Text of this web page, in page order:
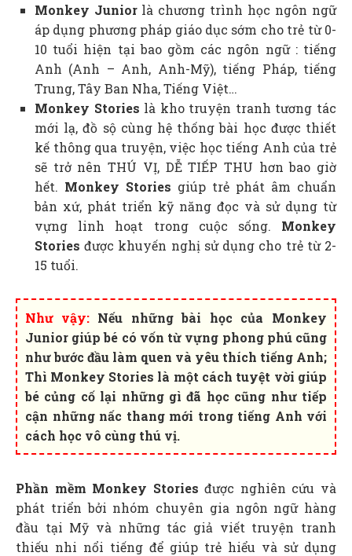
Monkey Junior là chương trình học ngôn ngữ
áp dụng phương pháp giáo dục sớm cho trẻ từ 0-
10 tuổi hiện tại bao gồm các ngôn ngữ : tiếng
Anh (Anh – Anh, Anh-Mỹ), tiếng Pháp, tiếng
Trung, Tây Ban Nha, Tiếng Việt…
Monkey Stories là kho truyện tranh tương tác
mới lạ, đồ sộ cùng hệ thống bài học được thiết
kế thông qua truyện, việc học tiếng Anh của trẻ
sẽ trở nên THÚ VỊ, DỄ TIẾP THU hơn bao giờ
hết. Monkey Stories giúp trẻ phát âm chuẩn
bản xứ, phát triển kỹ năng đọc và sử dụng từ
vựng linh hoạt trong cuộc sống. Monkey
Stories được khuyến nghị sử dụng cho trẻ từ 2-
15 tuổi.
Như vậy: Nếu những bài học của Monkey
Junior giúp bé có vốn từ vựng phong phú cũng
như bước đầu làm quen và yêu thích tiếng Anh;
Thì Monkey Stories là một cách tuyệt vời giúp
bé củng cố lại những gì đã học cũng như tiếp
cận những nấc thang mới trong tiếng Anh với
cách học vô cùng thú vị.
Phần mềm Monkey Stories được nghiên cứu và
phát triển bởi nhóm chuyên gia ngôn ngữ hàng
đầu tại Mỹ và những tác giả viết truyện tranh
thiếu nhi nổi tiếng để giúp trẻ hiểu và sử dụng